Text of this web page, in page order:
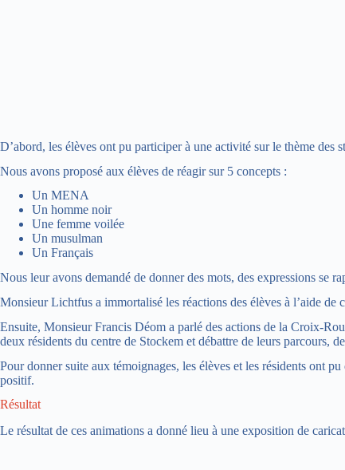
D’abord, les élèves ont pu participer à une activité sur le thème
Nous avons proposé aux élèves de réagir sur 5 concepts :
Un MENA
Un homme noir
Une femme voilée
Un musulman
Un Français
Nous leur avons demandé de donner des mots, des expressions se
Monsieur Lichtfus a immortalisé les réactions des élèves à l’aide
Ensuite, Monsieur Francis Déom a parlé des actions de la Croix-
deux résidents du centre de Stockem et débattre de leurs parcours,
Pour donner suite aux témoignages, les élèves et les résidents ont
positif.
Résultat
Le résultat de ces animations a donné lieu à une exposition de